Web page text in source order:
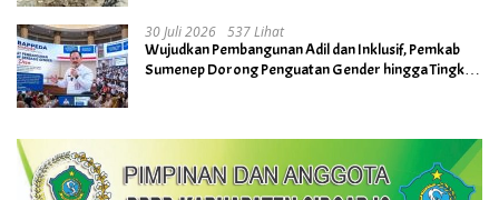
30 Juli 2026 537 Lihat
Wujudkan Pembangunan Adil dan Inklusif, Pemkab
Sumenep Dorong Penguatan Gender hingga Tingkat